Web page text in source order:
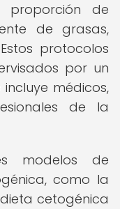
de
de grasas,
protocolos
por un
médicos,
de la
modelos de
como la
cetogénica